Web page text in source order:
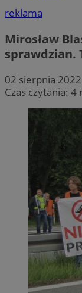
reklama
Mirosław
sprawdzian.
02 sierpnia
Czas czytania: 4